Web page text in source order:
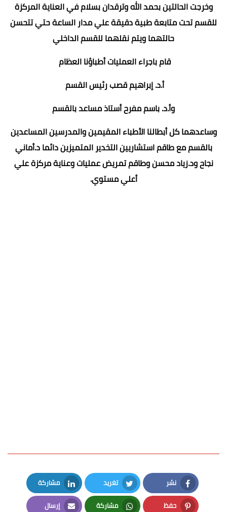
وخرجت الحالتين بحمد الله وترقدان بسلام في العناية المركزة
للقسم تحت متابعة طبية دقيقة علي مدار الساعة حتي تتحسن
حالتهما ويتم نقلهما للقسم الداخلي
قام باجراء العمليات أطباؤنا العظام
أ.د. إبراهيم قصب رئيس القسم
وأ.د. باسم مفرح أستاذ مساعد بالقسم
وساعدهما كل أبطالنا الأطباء المقيمين والمدرسين المساعدين
بالقسم مع طاقم استشاريين التخدير المتميزين دائما د.أماني
نجاح ود.زياد محسن وطاقم تمريض عمليات وعناية مركزة علي
أعلي مستوي.
نشر
Facebook
تغريد
Twitter
مشاركة
LinkedIn
حفظ مشاركة إرسال